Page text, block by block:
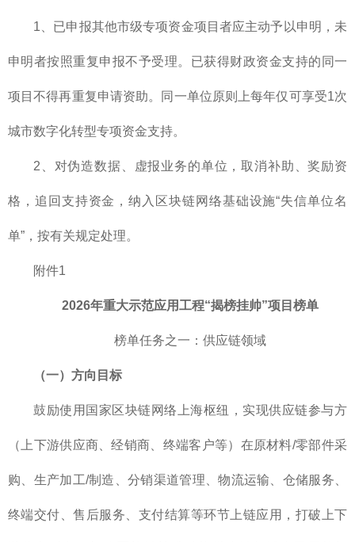
1、已申报其他市级专项资金项目者应主动予以申明，未
申明者按照重复申报不予受理。已获得财政资金支持的同一
项目不得再重复申请资助。同一单位原则上每年仅可享受1次
城市数字化转型专项资金支持。
2、对伪造数据、虚报业务的单位，取消补助、奖励资
格，追回支持资金，纳入区块链网络基础设施“失信单位名
单”，按有关规定处理。
附件1
2026年重大示范应用工程“揭榜挂帅”项目榜单
榜单任务之一：供应链领域
（一）方向目标
鼓励使用国家区块链网络上海枢纽，实现供应链参与方
（上下游供应商、经销商、终端客户等）在原材料/零部件采
购、生产加工/制造、分销渠道管理、物流运输、仓储服务、
终端交付、售后服务、支付结算等环节上链应用，打破上下